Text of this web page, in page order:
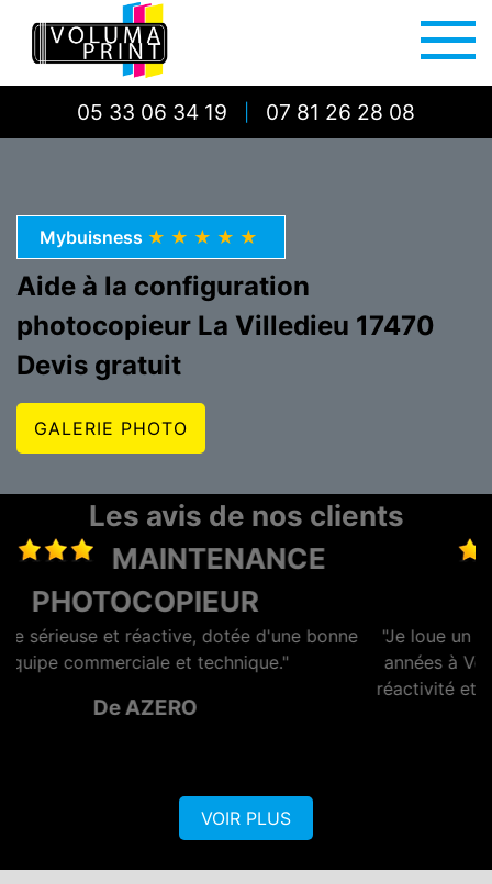
05 33 06 34 19 07 81 26 28 08
Mybuisness ★★★★★
Aide à la configuration
photocopieur La Villedieu 17470
Devis gratuit
GALERIE PHOTO
Les avis de nos clients
LOCATION
PHOTOCOPIEUR
"Je loue un photocopieur depuis maintenant plusieurs
années à Volumaprint, tout s'est toujours bien passé,
réactivité et service au top ! Je recommande
VOIR PLUS